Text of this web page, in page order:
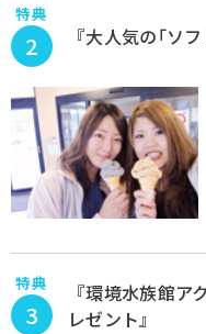
特典
2 『大人気の｢ソ
特典
3
『環境水族館
レゼント』